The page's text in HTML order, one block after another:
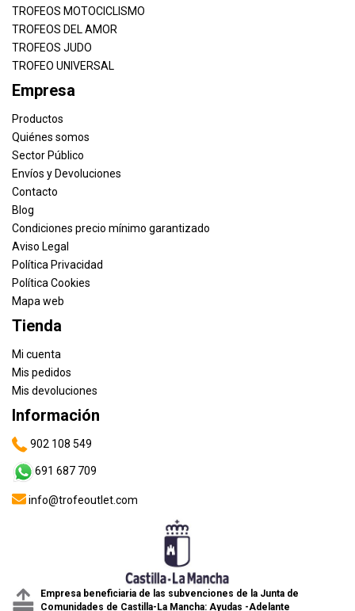
TROFEOS MOTOCICLISMO
TROFEOS DEL AMOR
TROFEOS JUDO
TROFEO UNIVERSAL
Empresa
Productos
Quiénes somos
Sector Público
Envíos y Devoluciones
Contacto
Blog
Condiciones precio mínimo garantizado
Aviso Legal
Política Privacidad
Política Cookies
Mapa web
Tienda
Mi cuenta
Mis pedidos
Mis devoluciones
Información
902 108 549
691 687 709
info@trofeoutlet.com
Empresa beneficiaria de las subvenciones de la Junta de
Comunidades de Castilla-La Mancha: Ayudas -Adelante